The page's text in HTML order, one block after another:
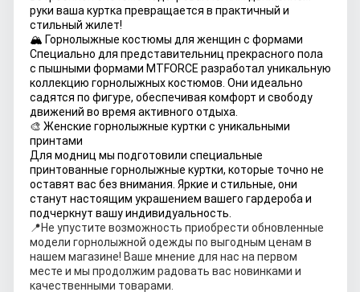
руки ваша куртка превращается в практичный и
стильный жилет!
🏔 Горнолыжные костюмы для женщин с формами
Специально для представительниц прекрасного пола
с пышными формами MTFORCE разработал уникальную
коллекцию горнолыжных костюмов. Они идеально
садятся по фигуре, обеспечивая комфорт и свободу
движений во время активного отдыха.
🎨 Женские горнолыжные куртки с уникальными
принтами
Для модниц мы подготовили специальные
принтованные горнолыжные куртки, которые точно не
оставят вас без внимания. Яркие и стильные, они
станут настоящим украшением вашего гардероба и
подчеркнут вашу индивидуальность.
📍Не упустите возможность приобрести обновленные
модели горнолыжной одежды по выгодным ценам в
нашем магазине! Ваше мнение для нас на первом
месте и мы продолжим радовать вас новинками и
качественными товарами.